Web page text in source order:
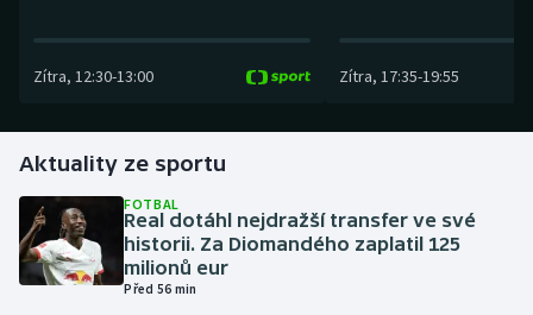
Florbal
Futsal
Gymnastika
Zítra, 12:30-13:00 Zítra, 17:35-19:55
Aktuality ze sportu
FOTBAL
Real dotáhl nejdražší transfer ve své
historii. Za Diomandého zaplatil 125
milionů eur
Před 56 min